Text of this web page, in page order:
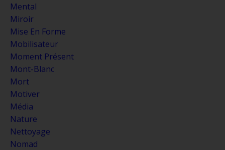
Mental
Miroir
Mise En Forme
Mobilisateur
Moment Présent
Mont-Blanc
Mort
Motiver
Média
Nature
Nettoyage
Nomad